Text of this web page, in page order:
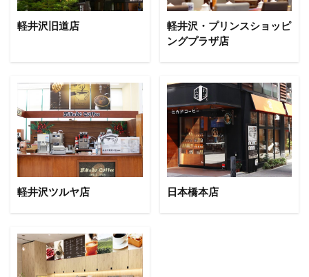
軽井沢旧道店
軽井沢・プリンスショッピ
ングプラザ店
軽井沢ツルヤ店 日本橋本店